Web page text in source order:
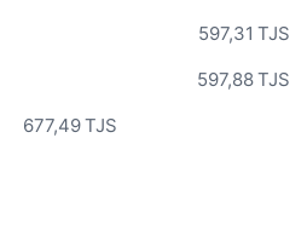
597,31 TJS
597,88 TJS
677,49 TJS